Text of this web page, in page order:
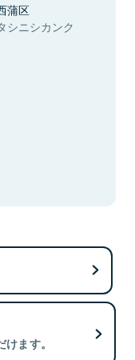
蒲区
シニシカンク
ます。